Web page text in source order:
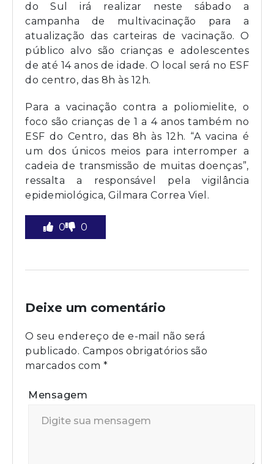
do Sul irá realizar neste sábado a
campanha de multivacinação para a
atualização das carteiras de vacinação. O
público alvo são crianças e adolescentes
de até 14 anos de idade. O local será no ESF
do centro, das 8h às 12h.
Para a vacinação contra a poliomielite, o
foco são crianças de 1 a 4 anos também no
ESF do Centro, das 8h às 12h. “A vacina é
um dos únicos meios para interromper a
cadeia de transmissão de muitas doenças”,
ressalta a responsável pela vigilância
epidemiológica, Gilmara Correa Viel.
0 0
Deixe um comentário
O seu endereço de e-mail não será
publicado. Campos obrigatórios são
marcados com *
Mensagem